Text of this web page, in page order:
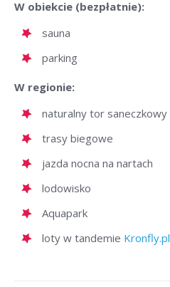
W obiekcie (bezpłatnie):
sauna
parking
W regionie:
naturalny tor saneczkowy
trasy biegowe
jazda nocna na nartach
lodowisko
Aquapark
loty w tandemie Kronfly.pl